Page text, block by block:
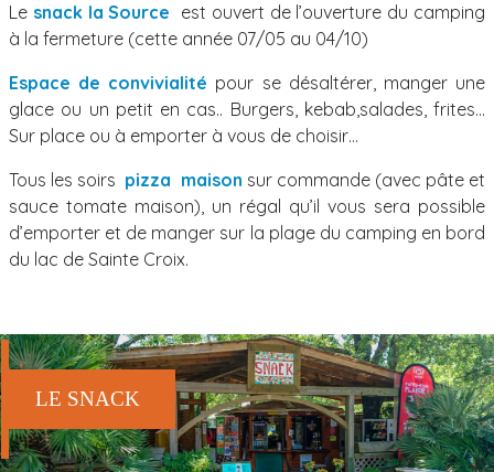
Le snack la Source est ouvert de l’ouverture du camping
à la fermeture (cette année 07/05 au 04/10)
Espace de convivialité pour se désaltérer, manger une
glace ou un petit en cas.. Burgers, kebab,salades, frites…
Sur place ou à emporter à vous de choisir…
Tous les soirs pizza maison sur commande (avec pâte et
sauce tomate maison), un régal qu’il vous sera possible
d’emporter et de manger sur la plage du camping en bord
du lac de Sainte Croix.
LE SNACK